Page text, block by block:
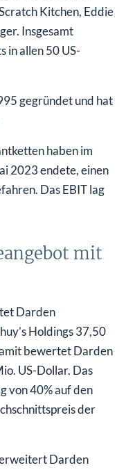
Kitchen, Eddie
Insgesamt
in allen 50 US-
gegründet und hat
haben im
2023 endete, einen
Das EBIT lag
mit
Darden
Holdings 37,50
bewertet Darden
US-Dollar. Das
von 40% auf den
der
erweitert Darden